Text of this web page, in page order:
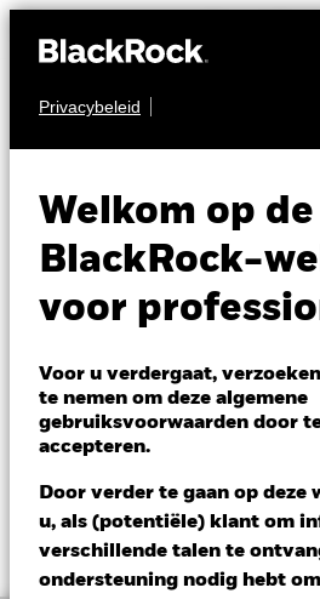
Privacybeleid
Welkom op de
BlackRock-
voor
Voor u verdergaat,
te nemen om deze algemene
gebruiksvoorwaarden door
accepteren.
Door verder te gaan op deze
u, als (potentiële) klant om
verschillende talen te
ondersteuning nodig hebt
AANDELEN
Securities
NAV per 06/aug/2026
CAD 64,36
Verandering NAV 1 dag per 06/aug/2026
CAD -0,14 (-0,22%)